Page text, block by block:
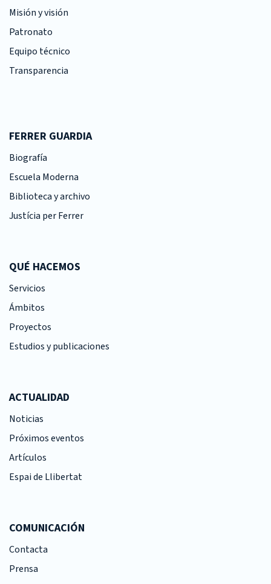
Misión y visión
Patronato
Equipo técnico
Transparencia
FERRER GUARDIA
Biografía
Escuela Moderna
Biblioteca y archivo
Justícia per Ferrer
QUÉ HACEMOS
Servicios
Ámbitos
Proyectos
Estudios y publicaciones
ACTUALIDAD
Noticias
Próximos eventos
Artículos
Espai de Llibertat
COMUNICACIÓN
Contacta
Prensa